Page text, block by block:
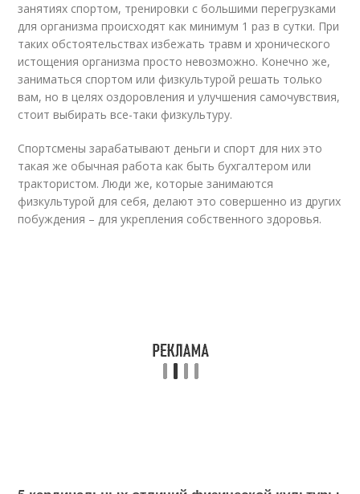
занятиях спортом, тренировки с большими перегрузками
для организма происходят как минимум 1 раз в сутки. При
таких обстоятельствах избежать травм и хронического
истощения организма просто невозможно. Конечно же,
заниматься спортом или физкультурой решать только
вам, но в целях оздоровления и улучшения самочувствия,
стоит выбирать все-таки физкультуру.
Спортсмены зарабатывают деньги и спорт для них это
такая же обычная работа как быть бухгалтером или
трактористом. Люди же, которые занимаются
физкультурой для себя, делают это совершенно из других
побуждения – для укрепления собственного здоровья.